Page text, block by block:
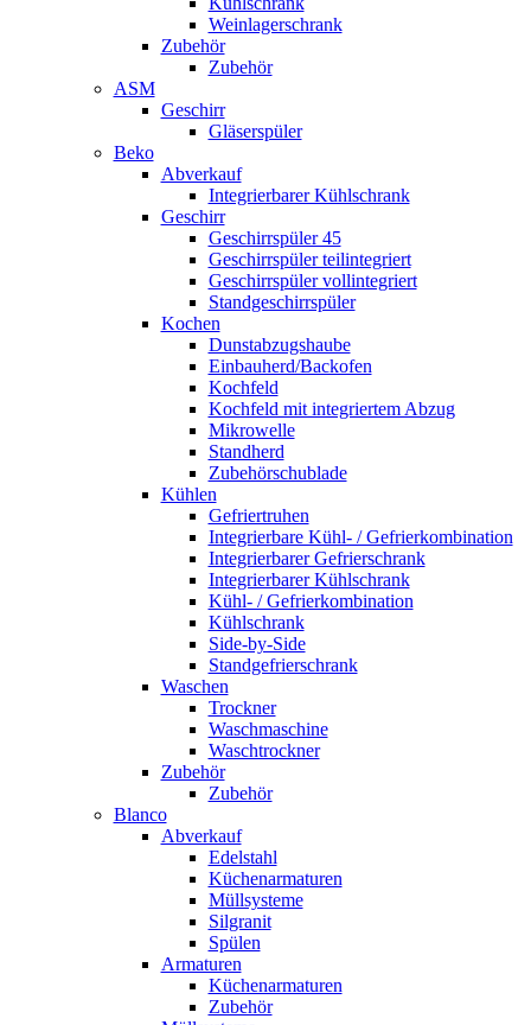
Weinlagerschrank
Zubehör
Zubehör
ASM
Geschirr
Gläserspüler
Beko
Abverkauf
Integrierbarer Kühlschrank
Geschirr
Geschirrspüler 45
Geschirrspüler teilintegriert
Geschirrspüler vollintegriert
Standgeschirrspüler
Kochen
Dunstabzugshaube
Einbauherd/Backofen
Kochfeld
Kochfeld mit integriertem Abzug
Mikrowelle
Standherd
Zubehörschublade
Kühlen
Gefriertruhen
Integrierbare Kühl- / Gefrierkombination
Integrierbarer Gefrierschrank
Integrierbarer Kühlschrank
Kühl- / Gefrierkombination
Kühlschrank
Side-by-Side
Standgefrierschrank
Waschen
Trockner
Waschmaschine
Waschtrockner
Zubehör
Zubehör
Blanco
Abverkauf
Edelstahl
Küchenarmaturen
Müllsysteme
Silgranit
Spülen
Armaturen
Küchenarmaturen
Zubehör